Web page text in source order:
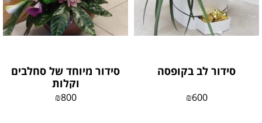
סידור לב בקופסה
₪600
סידור מיוחד של סחלבים
וקלות
₪800